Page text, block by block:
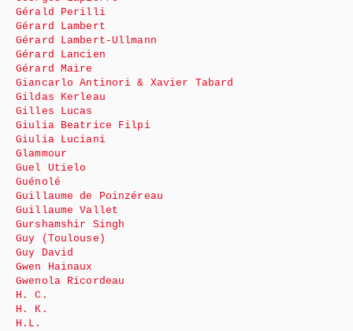
Gérald Perilli
Gérard Lambert
Gérard Lambert-Ullmann
Gérard Lancien
Gérard Maire
Giancarlo Antinori & Xavier Tabard
Gildas Kerleau
Gilles Lucas
Giulia Beatrice Filpi
Giulia Luciani
Glammour
Guel Utielo
Guénolé
Guillaume de Poinzéreau
Guillaume Vallet
Gurshamshir Singh
Guy (Toulouse)
Guy David
Gwen Hainaux
Gwenola Ricordeau
H. C.
H. K.
H.L.